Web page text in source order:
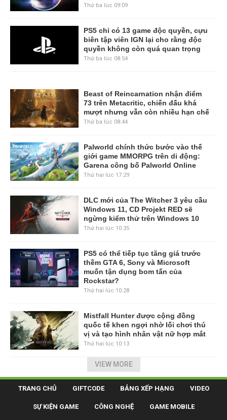
Thứ ba lúc 09:09
PS5 chỉ có 13 game độc quyền, cựu
biên tập viên IGN lại cho rằng độc
quyền không còn quá quan trọng
Thứ ba lúc 08:54
Beast of Reincarnation nhận điểm
73 trên Metacritic, chiến đấu khá
mượt nhưng vẫn còn nhiều hạn chế
Thứ ba lúc 08:44
Palworld chính thức bước vào thế
giới game MMORPG trên di động:
Garena công bố Palworld Online
Thứ hai lúc 17:29
DLC mới của The Witcher 3 yêu cầu
Windows 11, CD Projekt RED sẽ
ngừng kiểm thử trên Windows 10
Thứ hai lúc 10:35
PS5 có thể tiếp tục tăng giá trước
thềm GTA 6, Sony và Microsoft
muốn tận dụng bom tấn của
Rockstar?
Thứ hai lúc 10:28
Mistfall Hunter được cộng đồng
quốc tế khen ngợi nhờ lối chơi thú
vị và tạo hình nhân vật nữ hợp mắt
Thứ hai lúc 10:13
VIEW MORE
TRANG CHỦ GIFTCODE BẢNG XẾP HẠNG VIDEO
SỰ KIỆN GAME CÔNG NGHỆ GAME MOBILE